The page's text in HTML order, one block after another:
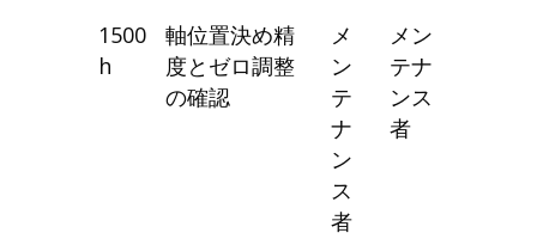
1500
h
軸位置決め精
度とゼロ調整
の確認
メ
ン
テ
ナ
ン
ス
者
メン
テナ
ンス
者